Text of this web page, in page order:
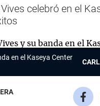
celebró en el
en el Kaseya Center